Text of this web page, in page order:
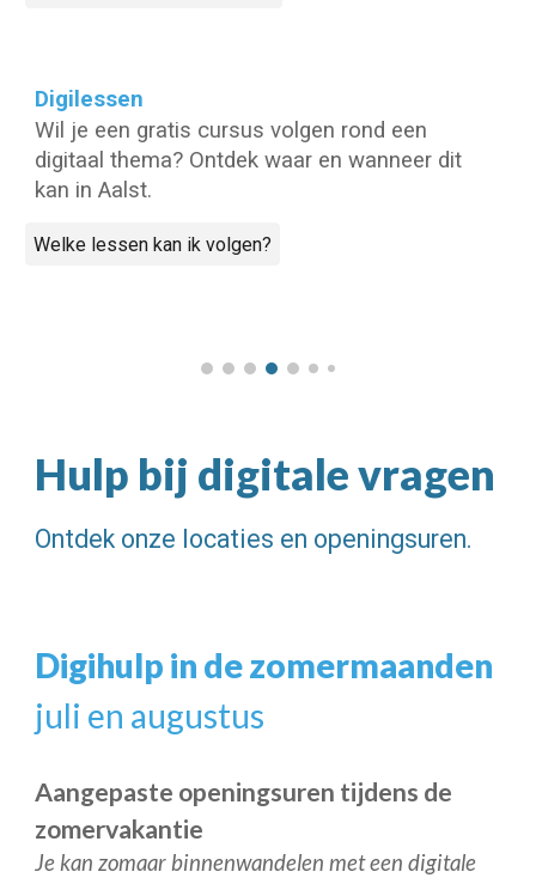
Digilessen
Wil je een gratis cursus volgen rond een
digitaal thema? Ontdek waar en wanneer dit
kan in Aalst.
Welke lessen kan ik volgen?
Hulp bij digitale vragen
Ontdek onze locaties en openingsuren.
Digihulp in de zomermaanden
juli en augustus
Aangepaste openingsuren tijdens de
zomervakantie
Je kan zomaar binnenwandelen met een digitale